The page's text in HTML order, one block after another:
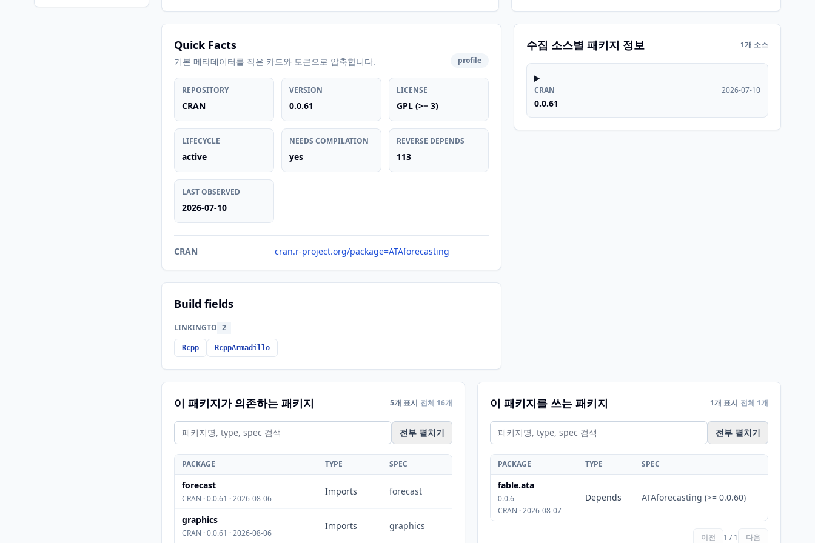
Quick Facts
기본 메타데이터를 작은 카드와 토큰으로 압축합니다. profile
REPOSITORY
CRAN
VERSION
0.0.61
LICENSE
GPL (>= 3)
LIFECYCLE
active
NEEDS COMPILATION
yes
REVERSE DEPENDS
113
LAST OBSERVED
2026-07-10
CRAN cran.r-project.org/package=ATAforecasting
Build fields
LINKINGTO 2
Rcpp RcppArmadillo
수집 소스별 패키지 정보 1개 소스
CRAN
0.0.61
2026-07-10
이 패키지가 의존하는 패키지 5개 표시 전체 16개
전부 펼치기
PACKAGE TYPE SPEC
forecast
CRAN · 0.0.61 · 2026-08-06
Imports forecast
graphics
CRAN · 0.0.61 · 2026-08-06
Imports graphics
이 패키지를 쓰는 패키지 1개 표시 전체 1개
전부 펼치기
PACKAGE TYPE SPEC
fable.ata
0.0.6
CRAN · 2026-08-07
Depends ATAforecasting (>= 0.0.60)
이전 1 / 1 다음